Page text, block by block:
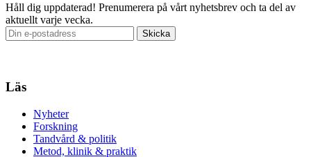
Håll dig uppdaterad! Prenumerera på vårt nyhetsbrev och ta del av
aktuellt varje vecka.
Läs
Nyheter
Forskning
Tandvård & politik
Metod, klinik & praktik